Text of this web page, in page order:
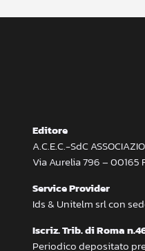
Editore
A.C.E.C.-SdC
Via Aurelia 796 – 00165
Service Provider
Ids & Unitelm srl con
Iscriz. Trib. di Roma
Periodico depositato